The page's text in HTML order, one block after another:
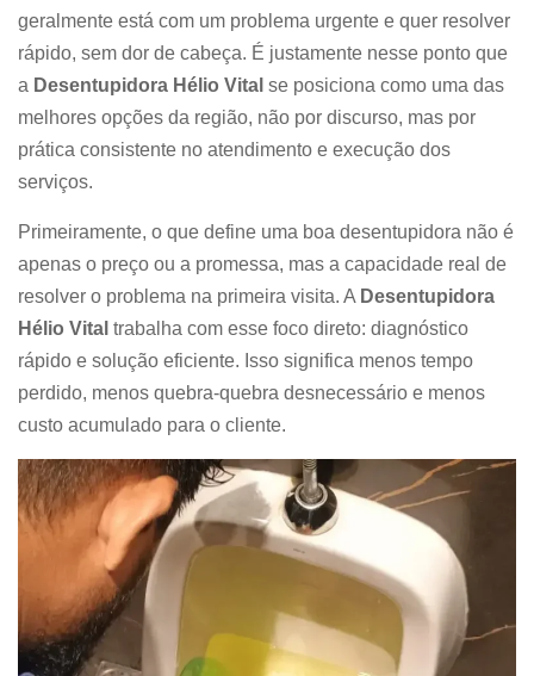
geralmente está com um problema urgente e quer resolver
rápido, sem dor de cabeça. É justamente nesse ponto que
a Desentupidora Hélio Vital se posiciona como uma das
melhores opções da região, não por discurso, mas por
prática consistente no atendimento e execução dos
serviços.
Primeiramente, o que define uma boa desentupidora não é
apenas o preço ou a promessa, mas a capacidade real de
resolver o problema na primeira visita. A Desentupidora
Hélio Vital trabalha com esse foco direto: diagnóstico
rápido e solução eficiente. Isso significa menos tempo
perdido, menos quebra-quebra desnecessário e menos
custo acumulado para o cliente.